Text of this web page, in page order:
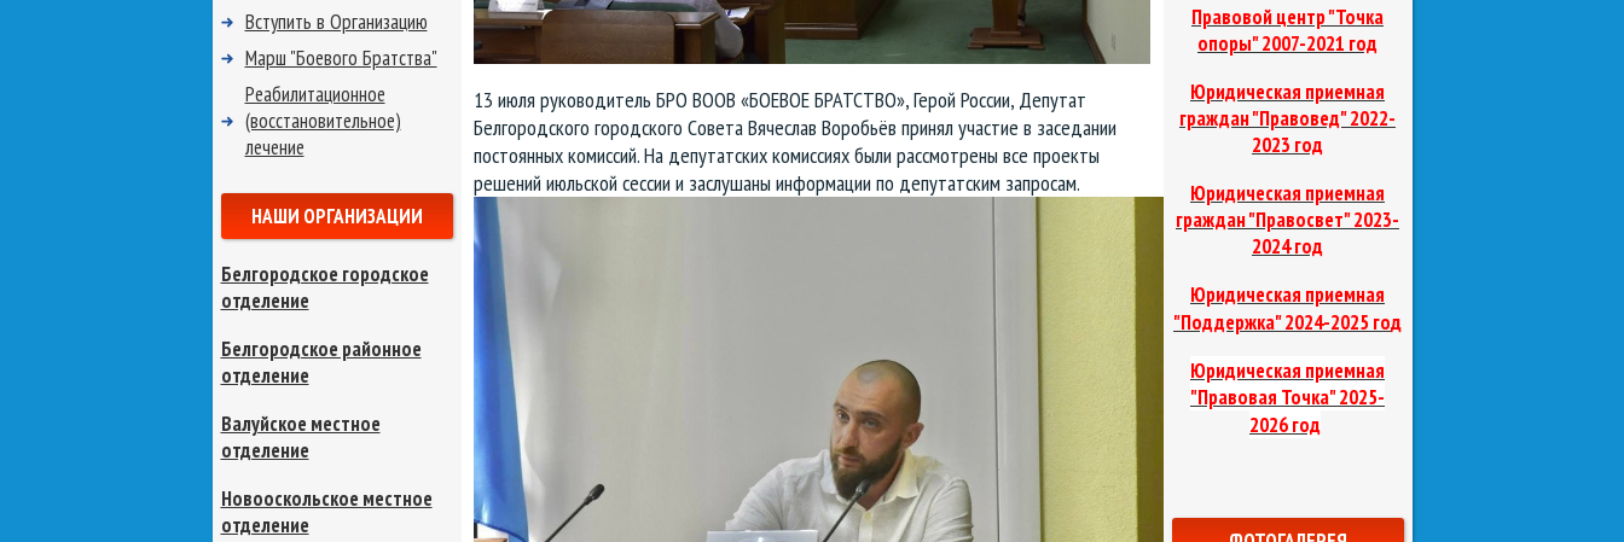
13 июля руководитель БРО ВООВ «БОЕВОЕ БРАТСТВО», Герой России, Депутат
Белгородского городского CоветаВячеслав Воробьёв принял участие в заседании
постоянных комиссий. На депутатских комиссиях были рассмотрены все проекты
решений июльской сессии и заслушаны информации по депутатским запросам.
Вступить в Организацию
Марш "Боевого Братства"
Реабилитационное
(восстановительное)
лечение
НАШИ ОРГАНИЗАЦИИ
Белгородское городское
отделение
Белгородское районное
отделение
Валуйское местное
отделение
Новооскольское местное
отделение
Правовой центр "Точка
опоры" 2007-2021 год
Юридическая приемная
граждан "Правовед"2022-
2023 год
Юридическая приемная
граждан "Правосвет"2023-
2024 год
Юридическая приемная
"Поддержка"2024-2025 год
Юридическая приемная
"Правовая Точка"2025-
2026 год